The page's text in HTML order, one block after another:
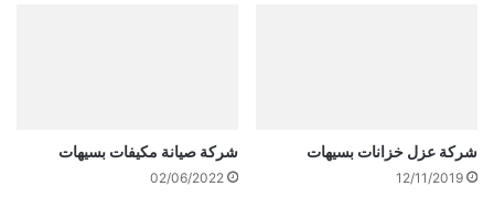
شركة عزل خزانات بسيهات
12/11/2019
شركة صيانة مكيفات بسيهات
02/06/2022